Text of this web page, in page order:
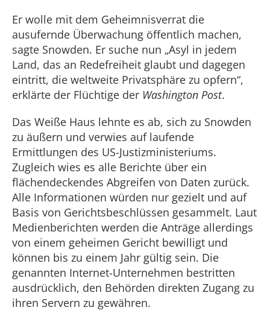
Er wolle mit dem Geheimnisverrat die
ausufernde Überwachung öffentlich machen,
sagte Snowden. Er suche nun „Asyl in jedem
Land, das an Redefreiheit glaubt und dagegen
eintritt, die weltweite Privatsphäre zu opfern“,
erklärte der Flüchtige der Washington Post.
Das Weiße Haus lehnte es ab, sich zu Snowden
zu äußern und verwies auf laufende
Ermittlungen des US-Justizministeriums.
Zugleich wies es alle Berichte über ein
flächendeckendes Abgreifen von Daten zurück.
Alle Informationen würden nur gezielt und auf
Basis von Gerichtsbeschlüssen gesammelt. Laut
Medienberichten werden die Anträge allerdings
von einem geheimen Gericht bewilligt und
können bis zu einem Jahr gültig sein. Die
genannten Internet-Unternehmen bestritten
ausdrücklich, den Behörden direkten Zugang zu
ihren Servern zu gewähren.